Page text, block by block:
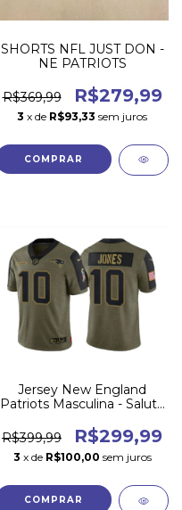
SHORTS NFL JUST DON -
NE PATRIOTS
R$369,99 R$279,99
3 x de R$93,33 sem juros
COMPRAR
Jersey New England
Patriots Masculina - Salute
R$399,99
R$299,99
3 x de R$100,00 sem juros
COMPRAR